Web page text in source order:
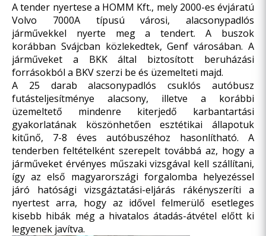
A tender nyertese a HOMM Kft., mely 2000-es évjáratú
Volvo 7000A típusú városi, alacsonypadlós
járművekkel nyerte meg a tendert. A buszok
korábban Svájcban közlekedtek, Genf városában. A
járműveket a BKK által biztosított beruházási
forrásokból a BKV szerzi be és üzemelteti majd.
A 25 darab alacsonypadlós csuklós autóbusz
futásteljesítménye alacsony, illetve a korábbi
üzemeltető mindenre kiterjedő karbantartási
gyakorlatának köszönhetően esztétikai állapotuk
kitűnő, 7-8 éves autóbuszéhoz hasonlítható. A
tenderben feltételként szerepelt továbbá az, hogy a
járműveket érvényes műszaki vizsgával kell szállítani,
így az első magyarországi forgalomba helyezéssel
járó hatósági vizsgáztatási-eljárás rákényszeríti a
nyertest arra, hogy az idővel felmerülő esetleges
kisebb hibák még a hivatalos átadás-átvétel előtt ki
legyenek javítva.